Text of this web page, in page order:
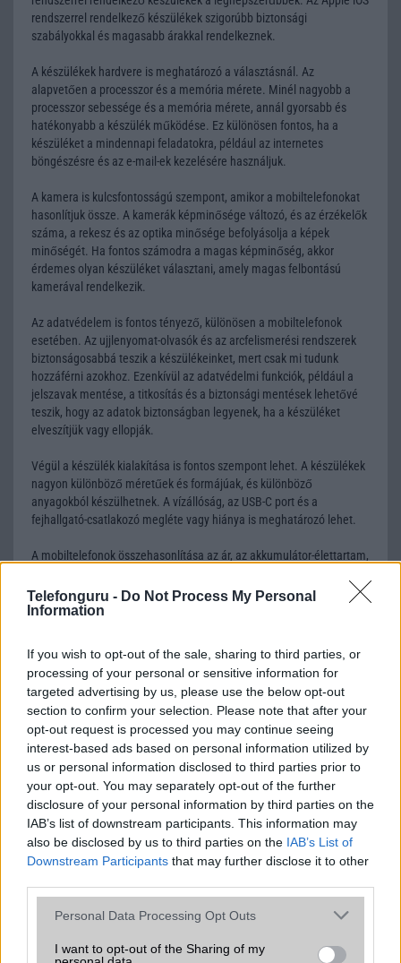
Telefonguru - Do Not Process My Personal
Information
If you wish to opt-out of the sale, sharing to third parties, or
processing of your personal or sensitive information for
targeted advertising by us, please use the below opt-out
section to confirm your selection. Please note that after your
opt-out request is processed you may continue seeing
interest-based ads based on personal information utilized by
us or personal information disclosed to third parties prior to
your opt-out. You may separately opt-out of the further
disclosure of your personal information by third parties on the
IAB’s list of downstream participants. This information may
also be disclosed by us to third parties on the IAB’s List of
Downstream Participants that may further disclose it to other
Please note that this website/app uses one or more Google
not limited to your visit or usage behaviour. You may click to
Personal Data Processing Opt Outs
I want to opt-out of the Sharing of my
rendszerrel rendelkező készülékek szigorúbb biztonsági
szabályokkal és magasabb árakkal rendelkeznek.
A készülékek hardvere is meghatározó a választásnál. Az
alapvetően a processzor és a memória mérete. Minél nagyobb a
processzor sebessége és a memória mérete, annál gyorsabb és
hatékonyabb a készülék működése. Ez különösen fontos, ha a
készüléket a mindennapi feladatokra, például az internetes
böngészésre és az e-mail-ek kezelésére használjuk.
A kamera is kulcsfontosságú szempont, amikor a mobiltelefonokat
hasonlítjuk össze. A kamerák képminősége változó, és az érzékelők
száma, a rekesz és az optika minősége befolyásolja a képek
minőségét. Ha fontos számodra a magas képminőség, akkor
érdemes olyan készüléket választani, amely magas felbontású
kamerával rendelkezik.
Az adatvédelem is fontos tényező, különösen a mobiltelefonok
esetében. Az ujjlenyomat-olvasók és az arcfelismerési rendszerek
biztonságosabbá teszik a készülékeinket, mert csak mi tudunk
hozzáférni azokhoz. Ezenkívül az adatvédelmi funkciók, például a
jelszavak mentése, a titkosítás és a biztonsági mentések lehetővé
teszik, hogy az adatok biztonságban legyenek, ha a készüléket
elveszítjük vagy ellopják.
Végül a készülék kialakítása is fontos szempont lehet. A készülékek
nagyon különböző méretűek és formájúak, és különböző
anyagokból készülhetnek. A vízállóság, az USB-C port és a
fejhallgató-csatlakozó megléte vagy hiánya is meghatározó lehet.
A mobiltelefonok összehasonlítása az ár, az akkumulátor-élettartam,
kialakítás szempontjából döntő fontosságú lehet. Ezek a
szempontok kritikusak ahhoz, hogy megtaláljuk azokat a
Végül azt is fontos tudni, hogy a mobiltelefonok összehasonlítása
során minden felhasználó egyéni preferenciákkal rendelkezik, így a
választásuk eltérhet. Azonban azok, akik számára fontos a nagyobb
kijelző, hosszabb üzemidő, hatékony
MOBILTELEFON MÁRKÁK
Apple
Huawei